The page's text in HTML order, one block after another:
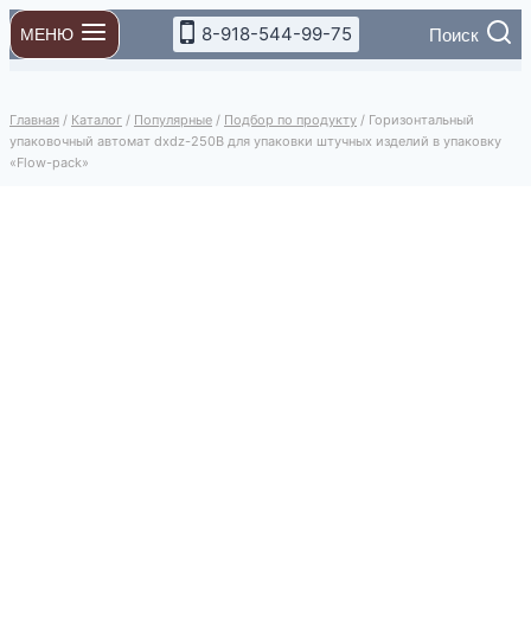
Перейти
к
содержимому
МЕНЮ 8-918-544-99-75 Поиск
Главная / Каталог / Популярные / Подбор по продукту / Горизонтальный
упаковочный автомат dxdz-250B для упаковки штучных изделий в упаковку
«Flow-pack»